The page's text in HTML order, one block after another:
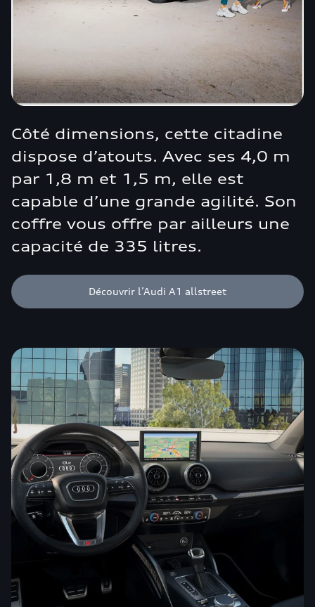
Côté dimensions, cette citadine
dispose d’atouts. Avec ses 4,0 m
par 1,8 m et 1,5 m, elle est
capable d’une grande agilité. Son
coffre vous offre par ailleurs une
capacité de 335 litres.
Découvrir l’Audi A1 allstreet